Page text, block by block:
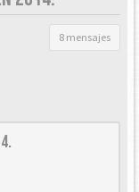
8 mensajes